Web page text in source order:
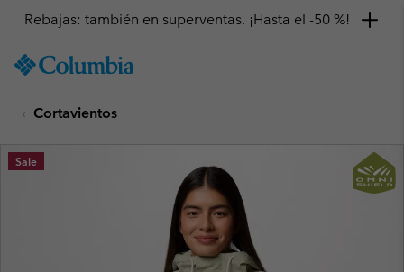
TO
SKIP
MAIN
NAV
Rebajas: también en superventas. ¡Hasta el -50 %!
Cortavientos
Sale